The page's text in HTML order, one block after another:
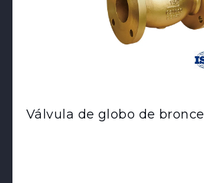
Válvula de globo de bronce